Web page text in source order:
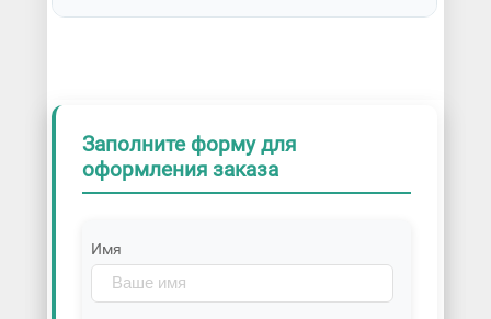
Заполните форму для
оформления заказа
Имя